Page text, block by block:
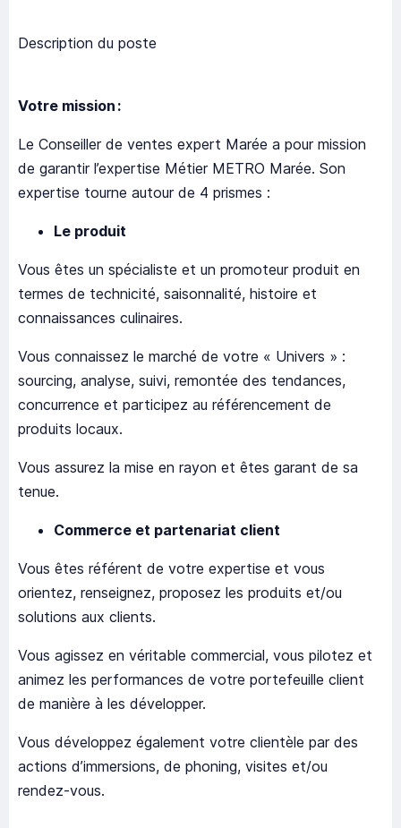
Description du poste
Votre mission :
Le Conseiller de ventes expert Marée a pour mission
de garantir l’expertise Métier METRO Marée. Son
expertise tourne autour de 4 prismes :
Le produit
Vous êtes un spécialiste et un promoteur produit en
termes de technicité, saisonnalité, histoire et
connaissances culinaires.
Vous connaissez le marché de votre « Univers » :
sourcing, analyse, suivi, remontée des tendances,
concurrence et participez au référencement de
produits locaux.
Vous assurez la mise en rayon et êtes garant de sa
tenue.
Commerce et partenariat client
Vous êtes référent de votre expertise et vous
orientez, renseignez, proposez les produits et/ou
solutions aux clients.
Vous agissez en véritable commercial, vous pilotez et
animez les performances de votre portefeuille client
de manière à les développer.
Vous développez également votre clientèle par des
actions d’immersions, de phoning, visites et/ou
rendez-vous.